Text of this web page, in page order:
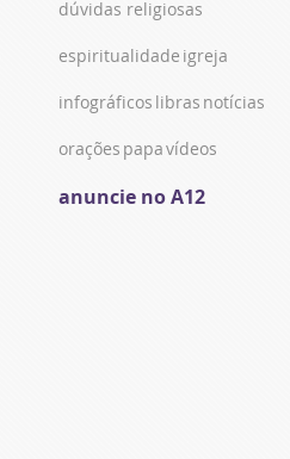
dúvidas religiosas
espiritualidade igreja
infográficos libras notícias
orações papavídeos
anuncie no A12